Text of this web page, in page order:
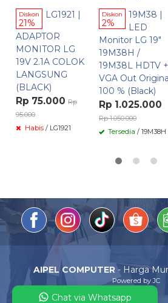
Diskon
21%
LG1921 |
ADAPTOR
MONITOR LG
19V 2.1A COLOK
LANGSUNG
(BLACK)
Rp 75.000 Rp
95.000
Habis / LG1921
Diskon
2%
19M38 |
LED
Monitor LG 19″
19M38H /
19M38L HDTV +
VGA Out
100 % (Black)
Rp 1.025.000
Rp 1.050.000
Tersedia / 19M38H
AIPEL COMPUTER- Harga
Powered by JC
Chat via Whatsapp